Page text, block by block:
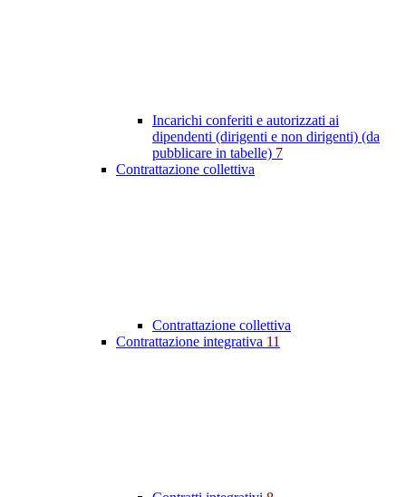
Incarichi conferiti e autorizzati ai
dipendenti (dirigenti e non dirigenti) (da
pubblicare in tabelle) 7
Contrattazione collettiva
Contrattazione collettiva
Contrattazione integrativa 11